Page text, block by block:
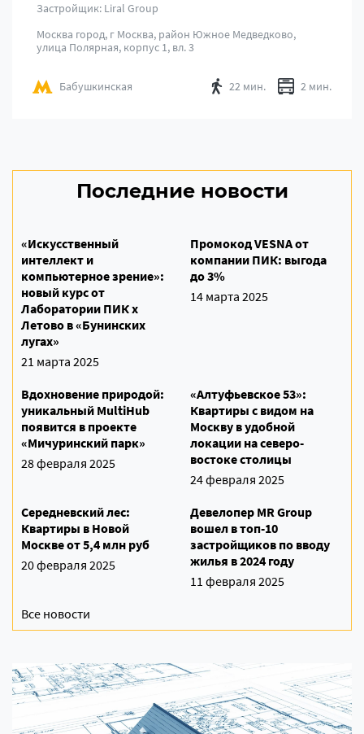
Застройщик: Liral Group
Москва город, г Москва, район Южное Медведково,
улица Полярная, корпус 1, вл. 3
Бабушкинская 22 мин. 2 мин.
Последние новости
«Искусственный
интеллект и
компьютерное зрение»:
новый курс от
Лаборатории ПИК х
Летово в «Бунинских
лугах»
21 марта 2025
Промокод VESNA от
компании ПИК: выгода
до 3%
14 марта 2025
Вдохновение природой:
уникальный MultiHub
появится в проекте
«Мичуринский парк»
28 февраля 2025
«Алтуфьевское 53»:
Квартиры с видом на
Москву в удобной
локации на северо-
востоке столицы
24 февраля 2025
Середневский лес:
Квартиры в Новой
Москве от 5,4 млн руб
20 февраля 2025
Девелопер MR Group
вошел в топ-10
застройщиков по вводу
жилья в 2024 году
11 февраля 2025
Все новости